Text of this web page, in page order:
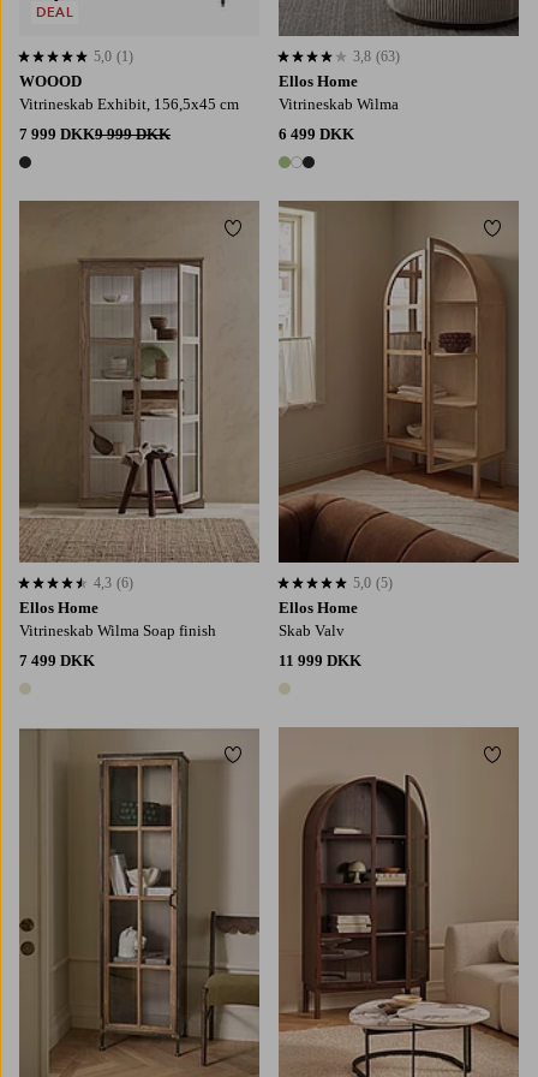
WOOOD
Vitrineskab Exhibit, 156,5x45 cm
7 999 DKK9 999 DKK
1 farve
5,0 baseret på 1 bedømmelser
5,0 (1)
DEAL
Ellos Home
Vitrineskab Wilma
6 499 DKK
3 farver
3,8 baseret på 63 bedømmelser
3,8 (63)
Ellos Home
Vitrineskab Wilma Soap finish
7 499 DKK
1 farve
4,3 baseret på 6 bedømmelser
4,3 (6)
Tilføj til favoritter
Ellos Home
Skab Valv
11 999 DKK
1 farve
5,0 baseret på 5 bedømmelser
5,0 (5)
Tilføj til favoritter